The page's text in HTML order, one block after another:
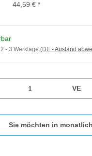
44,59 € *
2 - 3 Werktage (DE - Ausland
VE
Sie möchten in